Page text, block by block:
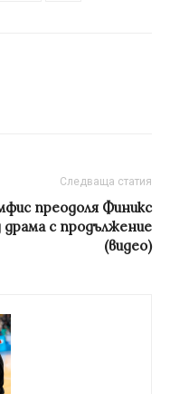
Следваща статия
преодоля Финикс
драма с продължение
(видео)